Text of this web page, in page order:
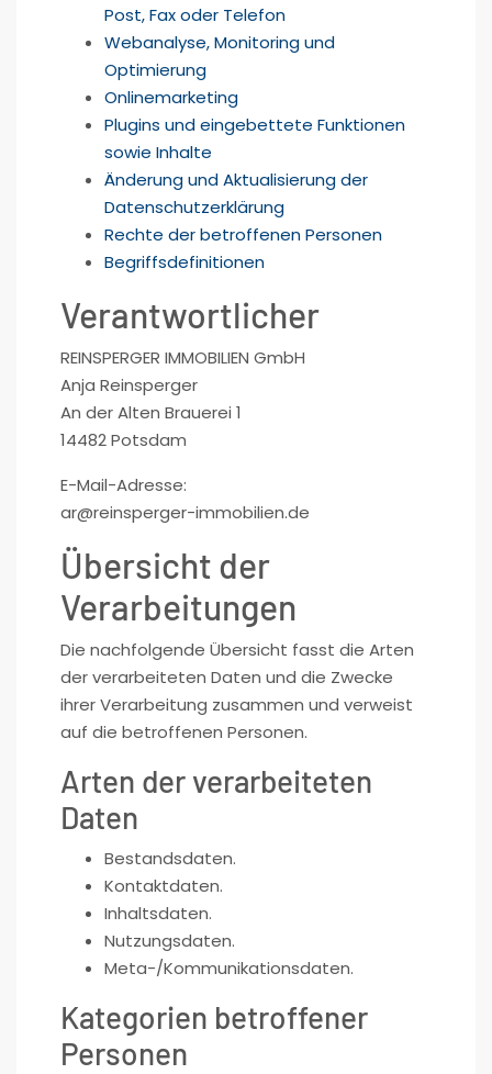
Post, Fax oder Telefon
Webanalyse, Monitoring und
Optimierung
Onlinemarketing
Plugins und eingebettete Funktionen
sowie Inhalte
Änderung und Aktualisierung der
Datenschutzerklärung
Rechte der betroffenen Personen
Begriffsdefinitionen
Verantwortlicher
REINSPERGER IMMOBILIEN GmbH
Anja Reinsperger
An der Alten Brauerei 1
14482 Potsdam
E-Mail-Adresse:
ar@reinsperger-immobilien.de
Übersicht der
Verarbeitungen
Die nachfolgende Übersicht fasst die Arten
der verarbeiteten Daten und die Zwecke
ihrer Verarbeitung zusammen und verweist
auf die betroffenen Personen.
Arten der verarbeiteten
Daten
Bestandsdaten.
Kontaktdaten.
Inhaltsdaten.
Nutzungsdaten.
Meta-/Kommunikationsdaten.
Kategorien betroffener
Personen